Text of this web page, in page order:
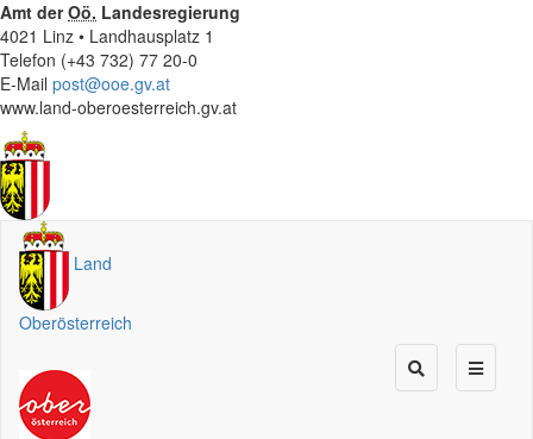
Amt derOö. Landesregierung
4021 Linz • Landhausplatz 1
Telefon (+43 732) 77 20-0
E-Mail post@ooe.gv.at
www.land-oberoesterreich.gv.at
Land
Oberösterreich